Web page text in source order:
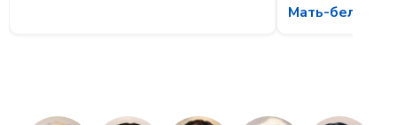
Мать-белка и